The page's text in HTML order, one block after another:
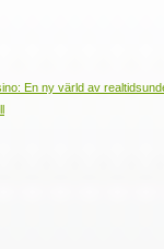
En ny värld av